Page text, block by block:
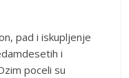
pad i iskupljenje
i
poceli su